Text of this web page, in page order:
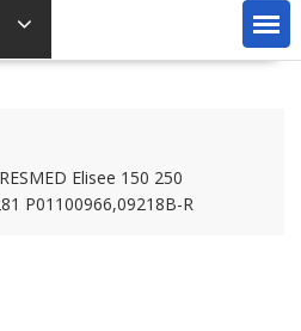
Elisee 150 250
P01100966,09218B-R